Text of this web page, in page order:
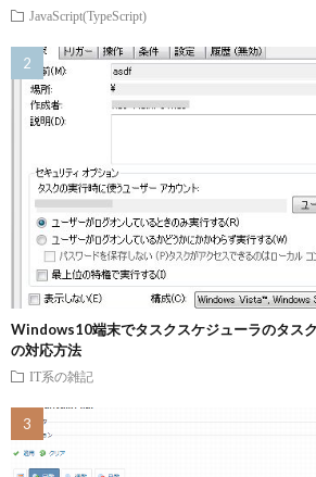
JavaScript(TypeScript)
Windows10端末でタスクスケジューラのタス
の対応方法
IT系の雑記